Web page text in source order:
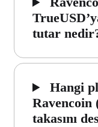
tutar
Hangi
takasını